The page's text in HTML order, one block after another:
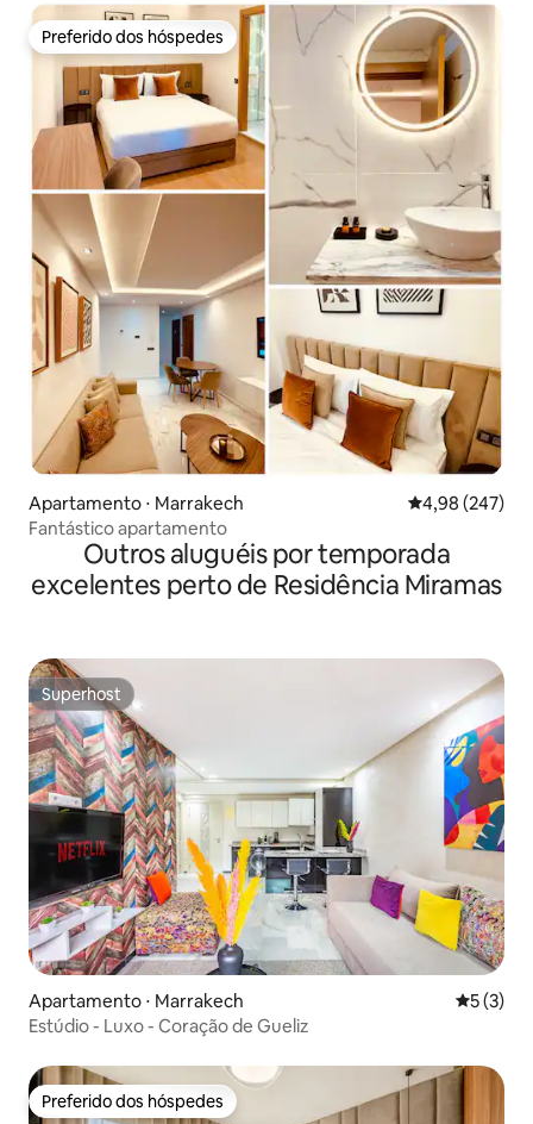
Preferido dos hóspedes
Preferido dos hóspedes
Apartamento ⋅ Marrakech 4,98 de uma
4,98 (247)
Fantástico apartamento
Outros aluguéis por temporada
excelentes perto de Residência Miramas
Superhost
Superhost
Apartamento ⋅ Marrakech 5 de
5 (3)
Estúdio - Luxo - Coração de Gueliz
Preferido dos hóspedes
Preferido dos hóspedes